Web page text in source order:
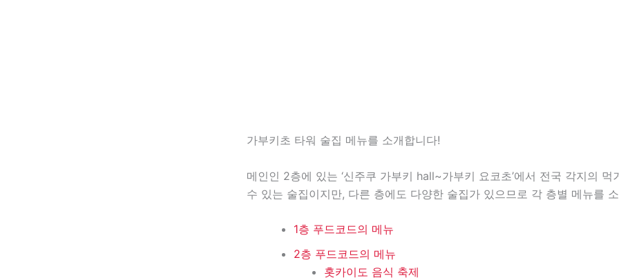
가부키초 타워 술집 메뉴를 소개합니다!
메인인 2층에 있는 ‘신주쿠 가부키 hall~가부키 요코초’에서 전국 각지의 먹
수 있는 술집이지만, 다른 층에도 다양한 술집가 있으므로 각 층별 메뉴를
1층 푸드코드의 메뉴
2층 푸드코드의 메뉴
홋카이도 음식 축제